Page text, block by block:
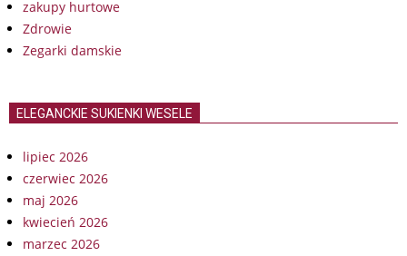
zakupy hurtowe
Zdrowie
Zegarki damskie
ELEGANCKIE SUKIENKI WESELE
lipiec 2026
czerwiec 2026
maj 2026
kwiecień 2026
marzec 2026